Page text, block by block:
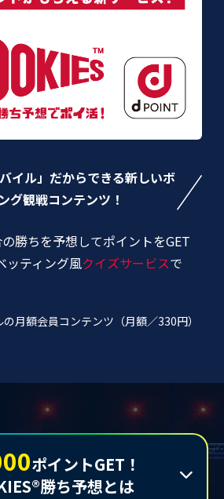
イル」だからできる新しいボ
グ観戦コンテンツ！
勝ちを予想してポイントをGET
ッティング風クイズサービスで
月額会員コンテンツ（月額／330円）
ポイントGET！
勝ち予想とは